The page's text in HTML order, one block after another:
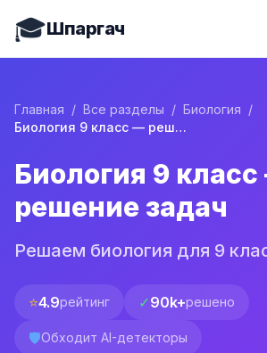
🎓Шпаргач
Главная / Все разделы / Биология /
Биология 9 класс — решение задач
Биология 9
решение задач
Решаем биология для 9
⭐4.9рейтинг ✓90k+решено
🛡️Обходит AI-детекторы